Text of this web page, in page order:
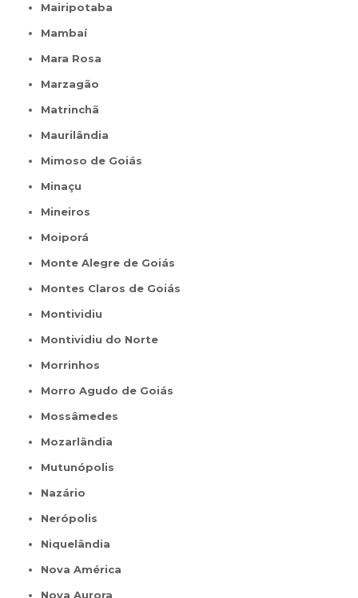
Mairipotaba
Mambaí
Mara Rosa
Marzagão
Matrinchã
Maurilândia
Mimoso de Goiás
Minaçu
Mineiros
Moiporá
Monte Alegre de Goiás
Montes Claros de Goiás
Montividiu
Montividiu do Norte
Morrinhos
Morro Agudo de Goiás
Mossâmedes
Mozarlândia
Mutunópolis
Nazário
Nerópolis
Niquelândia
Nova América
Nova Aurora